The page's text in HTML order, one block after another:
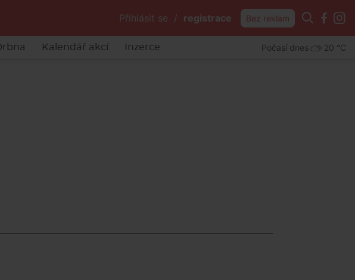
Přihlásit se / registrace Bez reklam
Kalendář akcí Inzerce Počasí dnes 20 °C